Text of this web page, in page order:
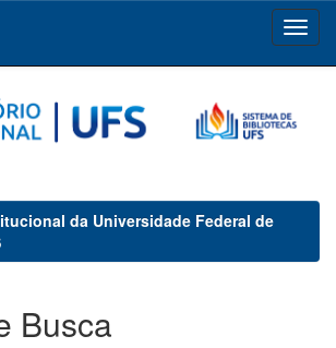
da Universidade Federal de
Busca